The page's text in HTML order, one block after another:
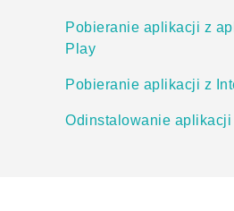
POMOC TECHNICZNA
Urządzenia i akcesoria HTC
Zaloguj się
Pobieranie aplikacji z
Play
Pobieranie aplikacji z
Odinstalowanie aplikacji